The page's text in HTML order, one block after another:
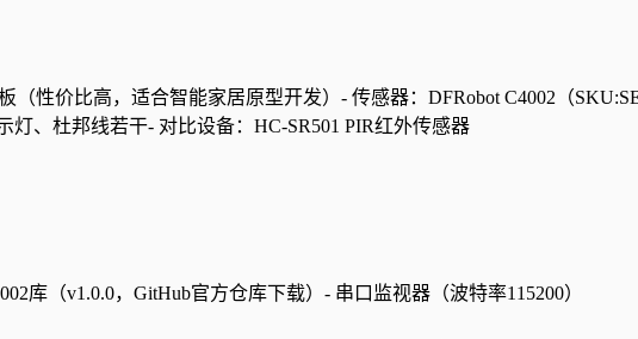
（性价比高，适合智能家居原型开发）- 传感器：DFRobot C4002（
灯、杜邦线若干- 对比设备：HC-SR501 PIR红外传感器
库（v1.0.0，GitHub官方仓库下载）- 串口监视器（波特率115200）